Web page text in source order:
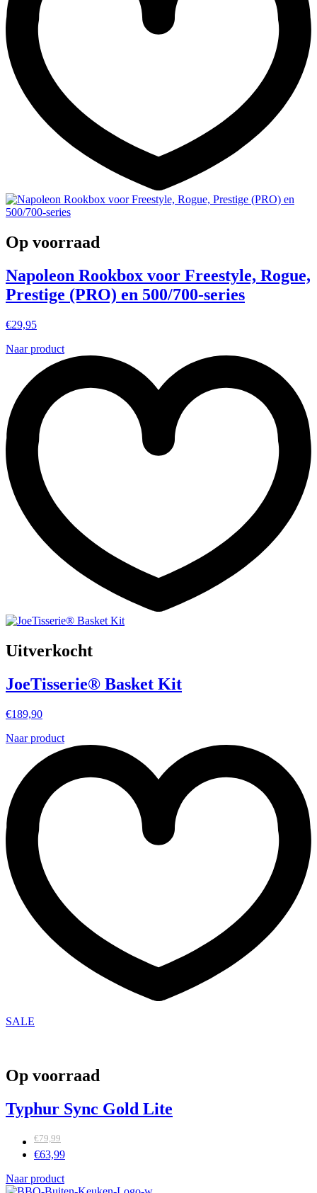
Op voorraad
Napoleon Rookbox voor Freestyle, Rogue,
Prestige (PRO) en 500/700-series
€29,95
Naar product
Uitverkocht
JoeTisserie® Basket Kit
€189,90
Naar product
SALE
Op voorraad
Typhur Sync Gold Lite
€79,99
€63,99
Naar product